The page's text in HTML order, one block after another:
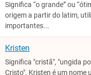
Significa “o grande” ou
origem a partir do latim,
importantes...
Kristen
Significa "cristã", "ungida
Cristo". Kristen é um nome